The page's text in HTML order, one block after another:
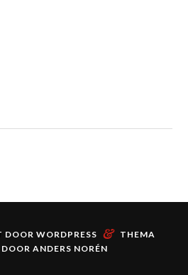
DOOR WORDPRESS &
THEMA
ANDERS NORÉN